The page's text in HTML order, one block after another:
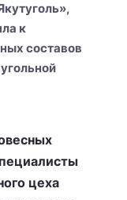
к
составов
цеха